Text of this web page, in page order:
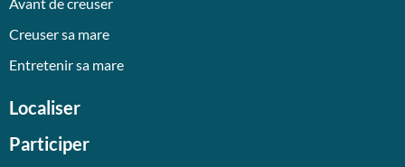
Creuser sa mare
Entretenir sa mare
Localiser
Participer